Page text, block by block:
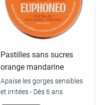
Pastilles sans sucres
orange mandarine
Apaise les gorges sensibles
et irritées - Dès 6 ans